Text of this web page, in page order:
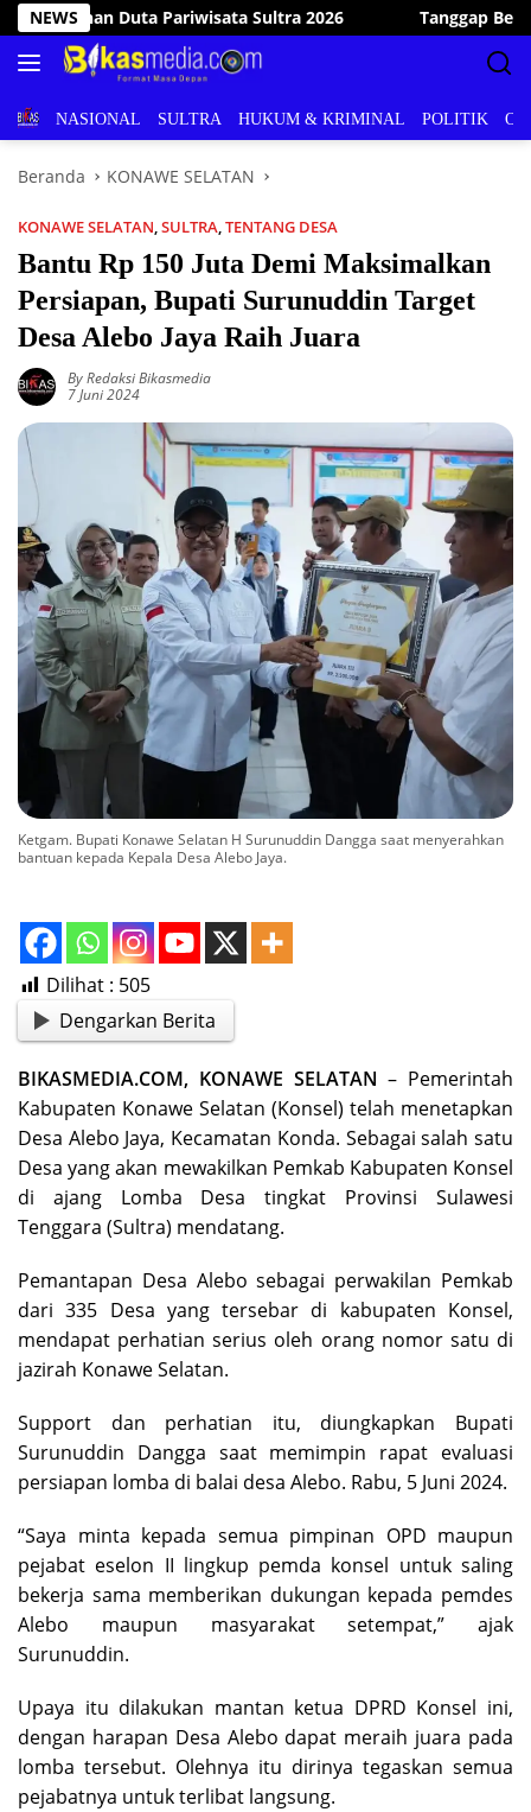
Langsung
ke
konten
NEWS
Tanggap Bencana, Wakil Bupati Konawe Selatan Kunjungi
BERITANASIONAL SULTRA HUKUM & KRIMINAL POLITIK
Beranda KONAWE SELATAN
KONAWE SELATAN,SULTRA,TENTANG DESA
Bantu Rp 150 Juta Demi Maksimalkan
Persiapan, Bupati Surunuddin Target
Desa Alebo Jaya Raih Juara
By Redaksi Bikasmedia
7 Juni 2024
Ketgam. Bupati Konawe Selatan H Surunuddin Dangga saat menyerahkan
bantuan kepada Kepala Desa Alebo Jaya.
Dilihat : 505
Dengarkan Berita
BIKASMEDIA.COM, KONAWE SELATAN – Pemerintah
Kabupaten Konawe Selatan (Konsel) telah menetapkan
Desa Alebo Jaya, Kecamatan Konda. Sebagai salah satu
Desa yang akan mewakilkan Pemkab Kabupaten Konsel
di ajang Lomba Desa tingkat Provinsi Sulawesi
Tenggara (Sultra) mendatang.
Pemantapan Desa Alebo sebagai perwakilan Pemkab
dari 335 Desa yang tersebar di kabupaten Konsel,
mendapat perhatian serius oleh orang nomor satu di
jazirah Konawe Selatan.
Support dan perhatian itu, diungkapkan Bupati
Surunuddin Dangga saat memimpin rapat evaluasi
persiapan lomba di balai desa Alebo. Rabu, 5 Juni 2024.
“Saya minta kepada semua pimpinan OPD maupun
pejabat eselon II lingkup pemda konsel untuk saling
bekerja sama memberikan dukungan kepada pemdes
Alebo maupun masyarakat setempat,” ajak
Surunuddin.
Upaya itu dilakukan mantan ketua DPRD Konsel ini,
dengan harapan Desa Alebo dapat meraih juara pada
lomba tersebut. Olehnya itu dirinya tegaskan semua
pejabatnya untuk terlibat langsung.